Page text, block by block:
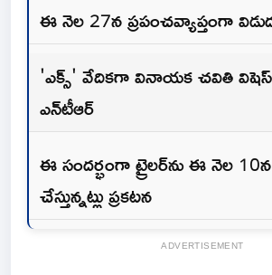
ఈ నెల 27న ప్ర‌పంచ‌వ్యాప్తంగా
'ఎక్స్' వేదిక‌గా వినాయ‌క చ‌వితి
ఎన్‌టీఆర్‌
ఈ సంద‌ర్భంగా ట్రైల‌ర్‌ను ఈ నెల
చేస్తున్న‌ట్లు ప్ర‌క‌ట‌న‌
ADVERTISEMENT